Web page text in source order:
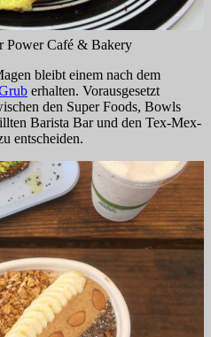
Power Café & Bakery
bleibt einem nach dem
erhalten. Vorausgesetzt
den Super Foods, Bowls
Barista Bar und den Tex-Mex-
entscheiden.